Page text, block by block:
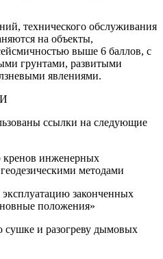
технического обслуживания
на объекты,
выше 6 баллов, с
грунтами, развитыми
явлениями.
ссылки на следующие
кренов инженерных
методами
законченных
положения»
и разогреву дымовых